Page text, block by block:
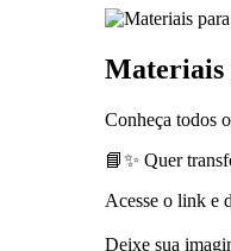
Materiais
Conheça todos
📘✨ Quer
Acesse o link e
Deixe sua